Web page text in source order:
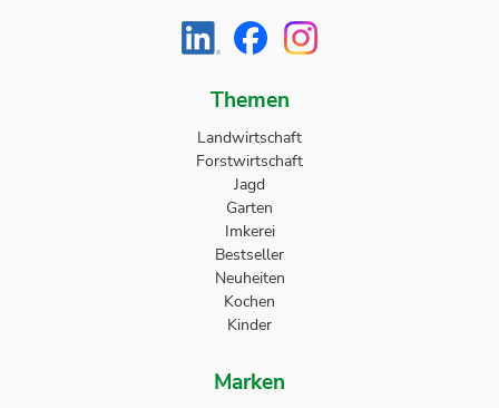
Themen
Landwirtschaft
Forstwirtschaft
Jagd
Garten
Imkerei
Bestseller
Neuheiten
Kochen
Kinder
Marken